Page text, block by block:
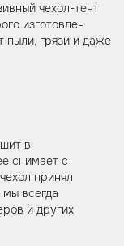
чехол-тент
изготовлен
пыли, грязи и даже
в
снимает с
принял
всегда
и других